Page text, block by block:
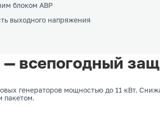
блоком АВР
выходного напряжения
всепогодный
генераторов мощностью до 11 кВт.
пакетом.